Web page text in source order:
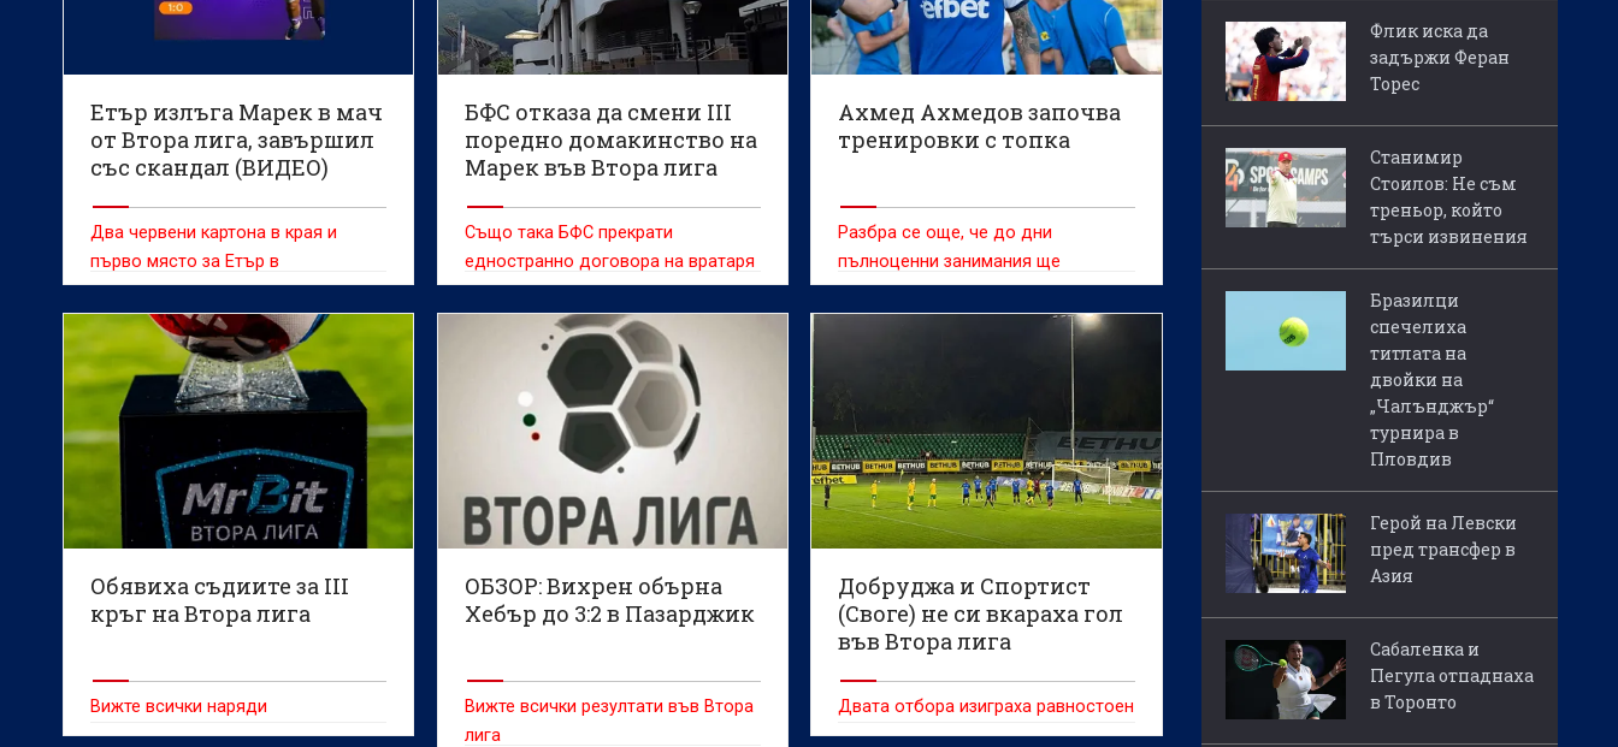
Етър излъга Марек в мач
от Втора лига, завършил
със скандал (ВИДЕО)
Два червени картона в края и
първо място за Етър в
класирането след 1:0 и 3 от 3 за
сезона
БФС отказа да смени III
поредно домакинство на
Марек във Втора лига
Също така БФС прекрати
едностранно договора на вратаря
Галин Григоров с Добруджа
Ахмед Ахмедов започва
тренировки с топка
Разбра се още, че до дни
пълноценни занимания ще
поднови и Матео Петрашило
Обявиха съдиите за III
кръг на Втора лига
Вижте всички наряди
ОБЗОР: Вихрен обърна
Хебър до 3:2 в Пазарджик
Вижте всички резултати във Втора
лига
Добруджа и Спортист
(Своге) не си вкараха гол
във Втора лига
Двата отбора изиграха равностоен
Флик иска да
задържи Феран
Торес
Станимир
Стоилов: Не съм
треньор, който
търси извинения
Бразилци
спечелиха
титлата на
двойки на
„Чалънджър“
турнира в
Пловдив
Герой на Левски
пред трансфер в
Азия
Сабаленка и
Пегула отпаднаха
в Торонто